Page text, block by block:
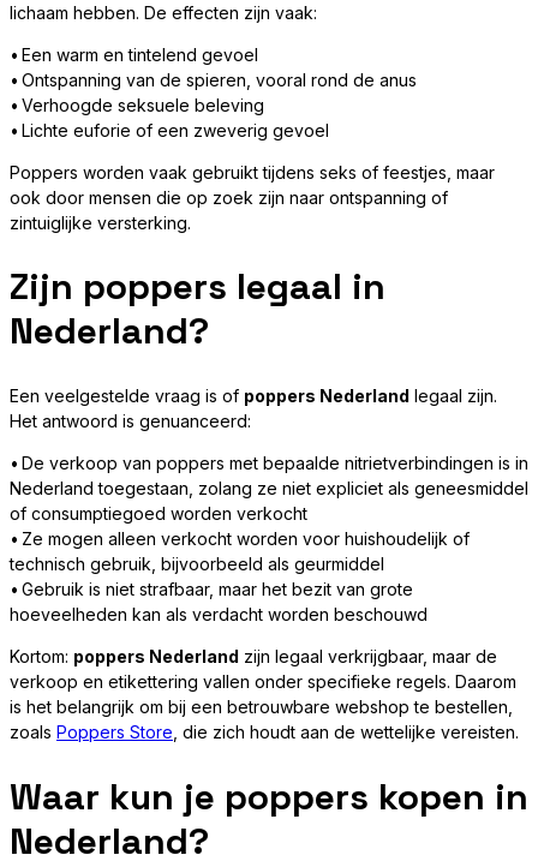
lichaam hebben. De effecten zijn vaak:
• Een warm en tintelend gevoel
• Ontspanning van de spieren, vooral rond de anus
• Verhoogde seksuele beleving
• Lichte euforie of een zweverig gevoel
Poppers worden vaak gebruikt tijdens seks of feestjes, maar
ook door mensen die op zoek zijn naar ontspanning of
zintuiglijke versterking.
Zijn poppers legaal in
Nederland?
Een veelgestelde vraag is of poppers Nederland legaal zijn.
Het antwoord is genuanceerd:
• De verkoop van poppers met bepaalde nitrietverbindingen is in
Nederland toegestaan, zolang ze niet expliciet als geneesmiddel
of consumptiegoed worden verkocht
• Ze mogen alleen verkocht worden voor huishoudelijk of
technisch gebruik, bijvoorbeeld als geurmiddel
• Gebruik is niet strafbaar, maar het bezit van grote
hoeveelheden kan als verdacht worden beschouwd
Kortom: poppers Nederland zijn legaal verkrijgbaar, maar de
verkoop en etikettering vallen onder specifieke regels. Daarom
is het belangrijk om bij een betrouwbare webshop te bestellen,
zoals Poppers Store , die zich houdt aan de wettelijke vereisten.
Waar kun je poppers kopen in
Nederland?